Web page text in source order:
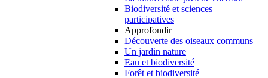
Biodiversité et sciences
participatives
Approfondir
Découverte des oiseaux communs
Un jardin nature
Eau et biodiversité
Forêt et biodiversité